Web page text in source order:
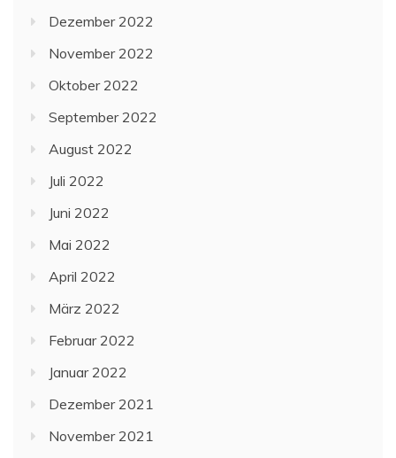
Dezember 2022
November 2022
Oktober 2022
September 2022
August 2022
Juli 2022
Juni 2022
Mai 2022
April 2022
März 2022
Februar 2022
Januar 2022
Dezember 2021
November 2021